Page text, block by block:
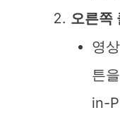
오른쪽
영
튼
in-